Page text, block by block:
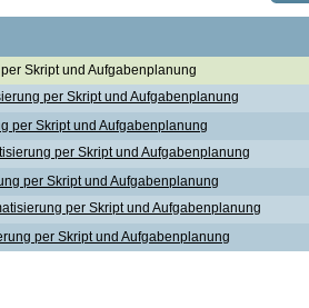
Skript und Aufgabenplanung
per Skript und Aufgabenplanung
per Skript und Aufgabenplanung
per Skript und Aufgabenplanung
per Skript und Aufgabenplanung
per Skript und Aufgabenplanung
per Skript und Aufgabenplanung